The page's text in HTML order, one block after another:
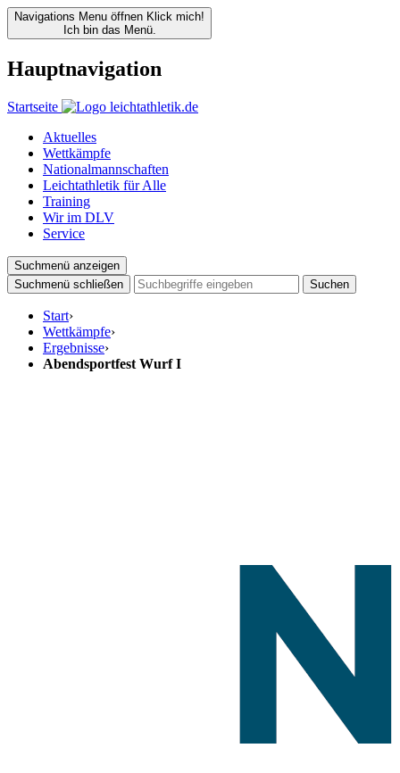
Navigations Menu öffnen Klick mich!
Ich bin das Menü.
Hauptnavigation
Startseite
Aktuelles
Wettkämpfe
Nationalmannschaften
Leichtathletik für Alle
Training
Wir im DLV
Service
Suchmenü anzeigen
Suchmenü schließen
Suchen
Start›
Wettkämpfe›
Ergebnisse›
Abendsportfest Wurf I